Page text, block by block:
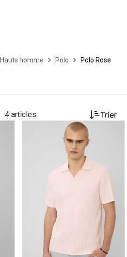
Hauts homme Polo Polo Rose
4 articles Trier